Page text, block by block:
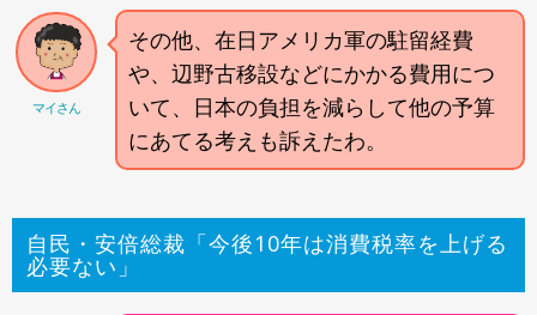
マイさん
その他、在日アメリカ軍の駐留経費
や、辺野古移設などにかかる費用につ
いて、日本の負担を減らして他の予算
にあてる考えも訴えたわ。
自民・安倍総裁「今後10年は消費税率を上げる
必要ない」